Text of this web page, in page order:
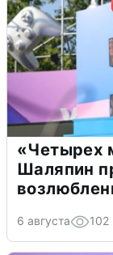
«Четырех
Шаляпин
6 августа 102